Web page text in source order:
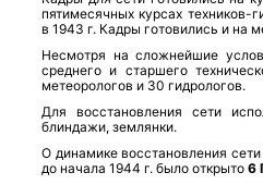
пятимесячных курсах техников-
в 1943 г. Кадры готовились и на
Несмотря на сложнейшие
среднего и старшего
метеорологов и 30 гидрологов.
Для восстановления сети
блиндажи, землянки.
О динамике восстановления
до начала 1944 г. было открыто 6